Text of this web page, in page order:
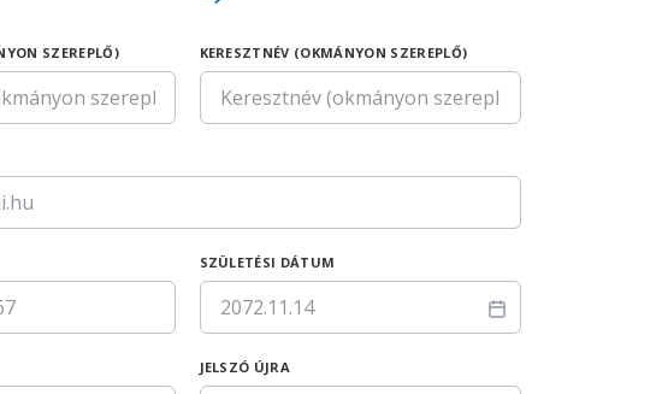
SZEREPLŐ) KERESZTNÉV (OKMÁNYON SZEREPLŐ)
SZÜLETÉSI DÁTUM
JELSZÓ ÚJRA